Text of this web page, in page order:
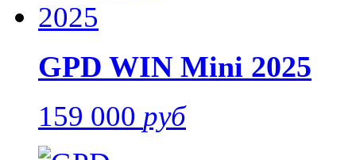
GPD WIN Mini 2025
159 000 руб